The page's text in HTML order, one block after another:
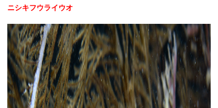
ニシキフウライウオ